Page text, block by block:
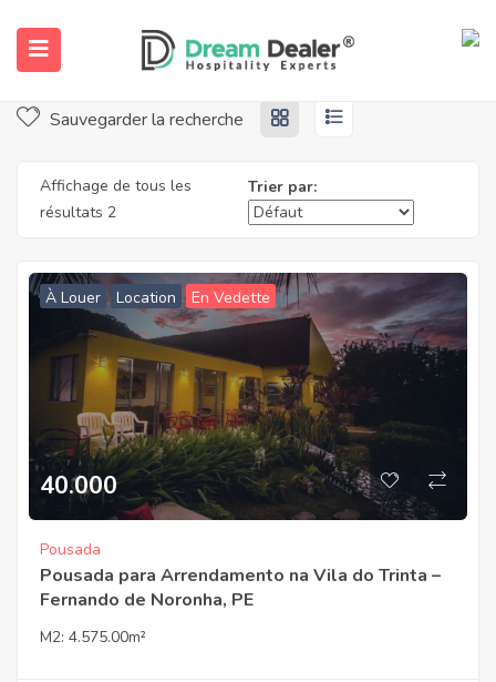
(Français)
Accueil Propriétés
Location
Sauvegarder la recherche
Affichage de tous les
résultats 2
Trier par:
À Louer Location En Vedette
40.000
Pousada
Pousada para Arrendamento na Vila do Trinta –
Fernando de Noronha, PE
M2: 4.575.00m²